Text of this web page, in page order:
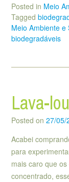
Posted in Meio
Tagged
Meio Ambiente e
biodegradáveis
Lava-
Posted on 27/05/
Acabei
para
mais caro que
concentrado,